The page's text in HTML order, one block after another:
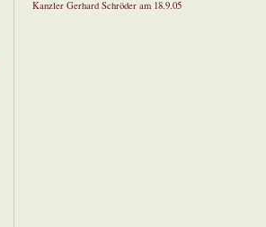
Kanzler Gerhard Schröder am 18.9.05